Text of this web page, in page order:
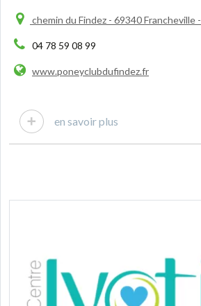
chemin du Findez - 69340 Francheville -
04 78 59 08 99
www.poneyclubdufindez.fr
en savoir plus